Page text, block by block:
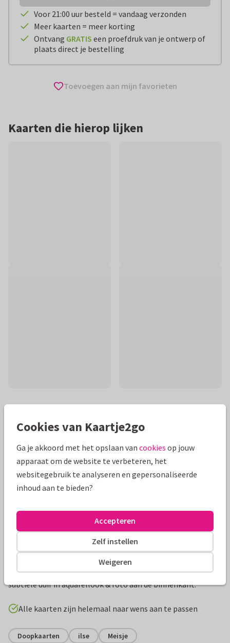
Voor 21:00 uur besteld = vandaag verzonden
Meer kaarten = meer korting
Ontvang GRATIS een proefdruk van je ontwerp of
plaats direct je bestelling
Toevoegen aan mijn favorieten
Kaarten die hierop lijken
Productinformatie
Klassieke en stijlvolle uitnodiging voor een doopsel met
subtiele duif in aquarellook & foto aan de binnenkant.
Alle kaarten zijn helemaal naar wens aan te passen
Doopkaarten ilse Meisje
Cookies van Kaartje2go
Ga je akkoord met het opslaan van cookies op jouw
apparaat om de website te verbeteren, het
websitegebruik te analyseren en gepersonaliseerde
inhoud aan te bieden?
Weigeren
Zelf instellen
Accepteren